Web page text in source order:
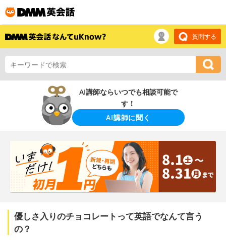
質問する
AI講師ならいつでも相談可能で
す！
AI講師に聞く
優しさ入りのチョコレートって英語でなんて言う
の？